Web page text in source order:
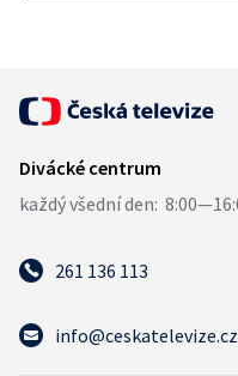
261 136 113
info@ceskatelevize.cz